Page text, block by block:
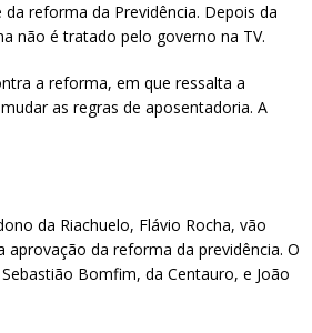
reforma da Previdência. Depois da
não é tratado pelo governo na TV.
a reforma, em que ressalta a
as regras de aposentadoria. A
da Riachuelo, Flávio Rocha, vão
da reforma da previdência. O
Bomfim, da Centauro, e João